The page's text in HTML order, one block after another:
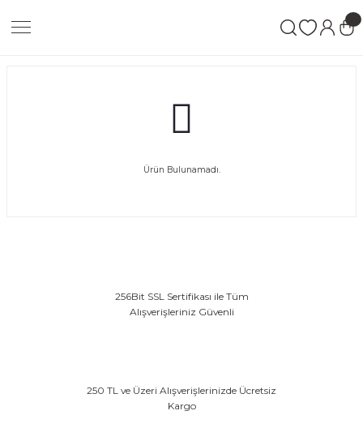
Ürün Bulunamadı.
256Bit SSL Sertifikası ile Tüm
Alışverişleriniz Güvenli
250 TL ve Üzeri Alışverişlerinizde Ücretsiz
Kargo